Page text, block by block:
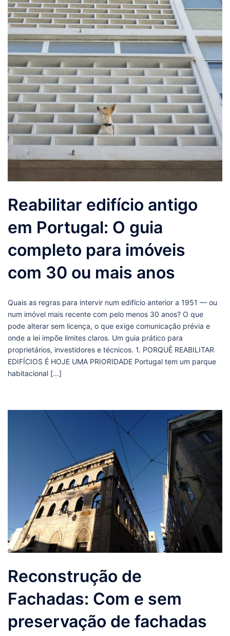
Reabilitar edifício antigo
em Portugal: O guia
completo para imóveis
com 30 ou mais anos
Quais as regras para intervir num edifício anterior a 1951 — ou
num imóvel mais recente com pelo menos 30 anos? O que
pode alterar sem licença, o que exige comunicação prévia e
onde a lei impõe limites claros. Um guia prático para
proprietários, investidores e técnicos. 1. PORQUÊ REABILITAR
EDIFÍCIOS É HOJE UMA PRIORIDADE Portugal tem um parque
habitacional […]
Reconstrução de
Fachadas: Com e sem
preservação de fachadas